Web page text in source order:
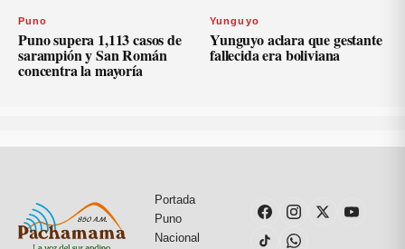
Puno
Puno supera 1,113 casos de
sarampión y San Román
concentra la mayoría
Yunguyo
Yunguyo aclara que gestante
fallecida era boliviana
Portada
Puno
Nacional